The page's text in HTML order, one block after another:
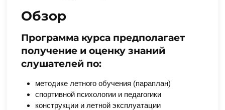
Обзор
Программа курса предполагает
получение и оценку знаний
слушателей по:
методике летного обучения (параплан)
спортивной психологии и педагогики
конструкции и летной эксплуатации